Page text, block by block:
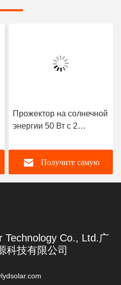
Прожектор на солнечной
энергии 50 Вт с 2
Вт
Получите самую
Technology Co., Ltd.广
科技有限公司